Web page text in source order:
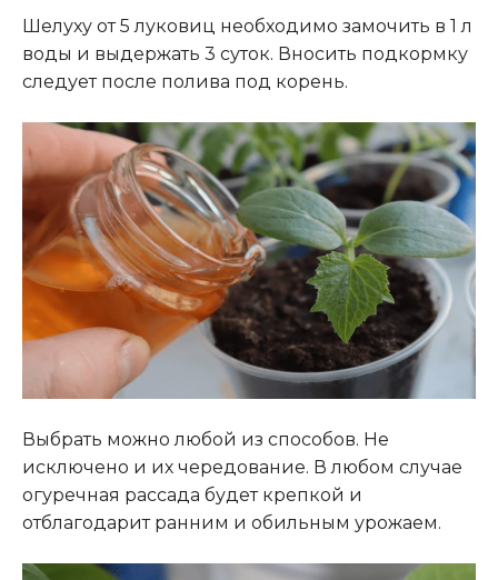
Шелуху от 5 луковиц необходимо замочить в 1 л
воды и выдержать 3 суток. Вносить подкормку
следует после полива под корень.
Выбрать можно любой из способов. Не
исключено и их чередование. В любом случае
огуречная рассада будет крепкой и
отблагодарит ранним и обильным урожаем.